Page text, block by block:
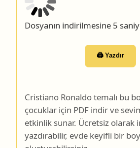
Dosyanın indirilmesine 4
etkinlik sunar. Ücretsiz olarak
yazdırabilir, evde keyifli bir
oluşturabilirsiniz.